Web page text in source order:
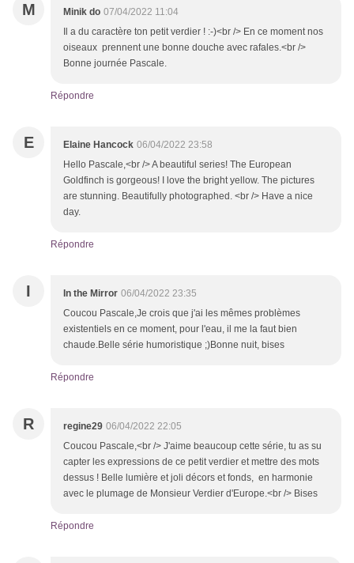
M Minik do 07/04/2022 11:04
Il a du caractère ton petit verdier ! :-)<br /> En ce moment nos
oiseaux prennent une bonne douche avec rafales.<br />
Bonne journée Pascale.
Répondre
E Elaine Hancock 06/04/2022 23:58
Hello Pascale,<br /> A beautiful series! The European
Goldfinch is gorgeous! I love the bright yellow. The pictures
are stunning. Beautifully photographed. <br /> Have a nice
day.
Répondre
I In the Mirror 06/04/2022 23:35
Coucou Pascale,Je crois que j'ai les mêmes problèmes
existentiels en ce moment, pour l'eau, il me la faut bien
chaude.Belle série humoristique ;)Bonne nuit, bises
Répondre
R regine29 06/04/2022 22:05
Coucou Pascale,<br /> J'aime beaucoup cette série, tu as su
capter les expressions de ce petit verdier et mettre des mots
dessus ! Belle lumière et joli décors et fonds, en harmonie
avec le plumage de Monsieur Verdier d'Europe.<br /> Bises
Répondre